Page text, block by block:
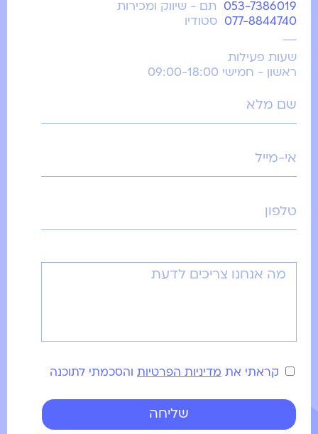
קראתי את מדיניות הפרטיות והסכמתי לתוכנה
053-7386019
תם - שיווק ומכירות
077-8844740
סטודיו
שעות פעילות
ראשון - חמישי 09:00-18:00